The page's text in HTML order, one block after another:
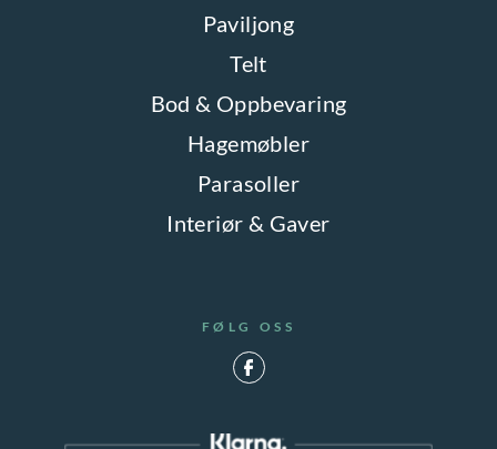
Paviljong
Telt
Bod & Oppbevaring
Hagemøbler
Parasoller
Interiør & Gaver
FØLG OSS